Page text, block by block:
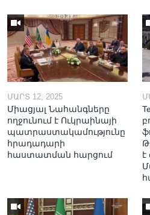
ՄԱՐՏ 12, 2025
Միացյալ Նահանգները
ողջունում է Ուկրաինայի
պատրաստակամությունը
հրադադարի
հաստատման հարցում
է